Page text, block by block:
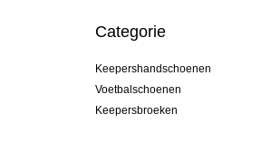
Categorie
Keepershandschoenen
Voetbalschoenen
Keepersbroeken